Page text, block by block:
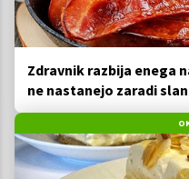
Zdravnik razbija enega
ne nastanejo zaradi
ga imamo vsi radi